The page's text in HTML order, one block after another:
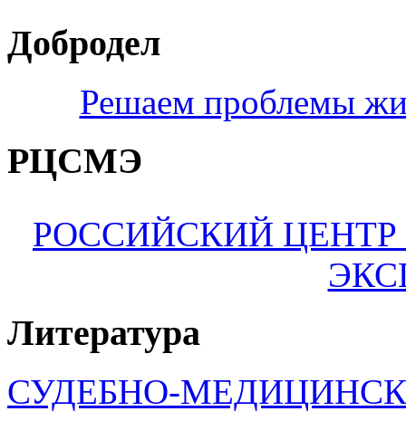
Добродел
Решаем проблемы
РЦСМЭ
РОССИЙСКИЙ
Литература
СУДЕБНО-